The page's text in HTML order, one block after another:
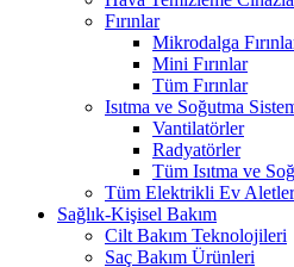
Fırınlar
Mikrodalga
Mini Fırınlar
Tüm Fırınlar
Isıtma ve Soğutma
Vantilatörler
Radyatörler
Tüm Isıtma ve
Tüm Elektrikli Ev
Sağlık-Kişisel Bakım
Cilt Bakım Teknolojileri
Saç Bakım Ürünleri